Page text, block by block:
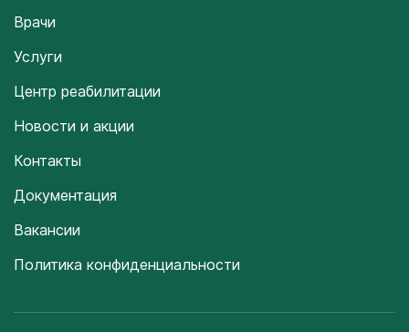
Врачи
Услуги
Центр реабилитации
Новости и акции
Контакты
Документация
Вакансии
Политика конфиденциальности